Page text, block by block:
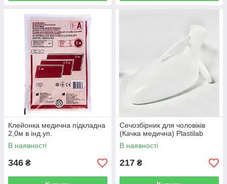
Клейонка медична підкладна
2,0м в інд.уп.
В наявності
346 ₴
Сечозбірник для чоловіків
(Качка медична) Plastilab
В наявності
217 ₴